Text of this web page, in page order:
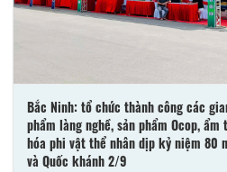
Xanh Melody Resort Bắc Ninh - Khu nghỉ
Bắc Ninh: tổ chức thành công các
phẩm làng nghề, sản phẩm Ocop,
hóa phi vật thể nhân dịp kỷ niệm 80
và Quốc khánh 2/9